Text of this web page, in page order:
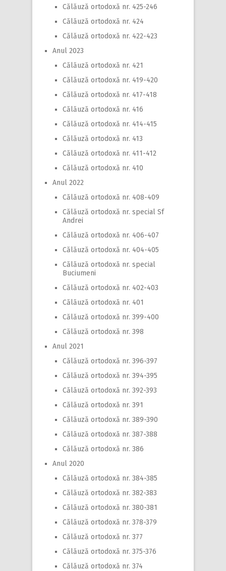
Călăuză ortodoxă nr. 425-246
Călăuză ortodoxă nr. 424
Călăuză ortodoxă nr. 422-423
Anul 2023
Călăuză ortodoxă nr. 421
Călăuză ortodoxă nr. 419-420
Călăuză ortodoxă nr. 417-418
Călăuză ortodoxă nr. 416
Călăuză ortodoxă nr. 414-415
Călăuză ortodoxă nr. 413
Călăuză ortodoxă nr. 411-412
Călăuză ortodoxă nr. 410
Anul 2022
Călăuză ortodoxă nr. 408-409
Călăuză ortodoxă nr. special Sf
Andrei
Călăuză ortodoxă nr. 406-407
Călăuză ortodoxă nr. 404-405
Călăuză ortodoxă nr. special
Buciumeni
Călăuză ortodoxă nr. 402-403
Călăuză ortodoxă nr. 401
Călăuză ortodoxă nr. 399-400
Călăuză ortodoxă nr. 398
Anul 2021
Călăuză ortodoxă nr. 396-397
Călăuză ortodoxă nr. 394-395
Călăuză ortodoxă nr. 392-393
Călăuză ortodoxă nr. 391
Călăuză ortodoxă nr. 389-390
Călăuză ortodoxă nr. 387-388
Călăuză ortodoxă nr. 386
Anul 2020
Călăuză ortodoxă nr. 384-385
Călăuză ortodoxă nr. 382-383
Călăuză ortodoxă nr. 380-381
Călăuză ortodoxă nr. 378-379
Călăuză ortodoxă nr. 377
Călăuză ortodoxă nr. 375-376
Călăuză ortodoxă nr. 374